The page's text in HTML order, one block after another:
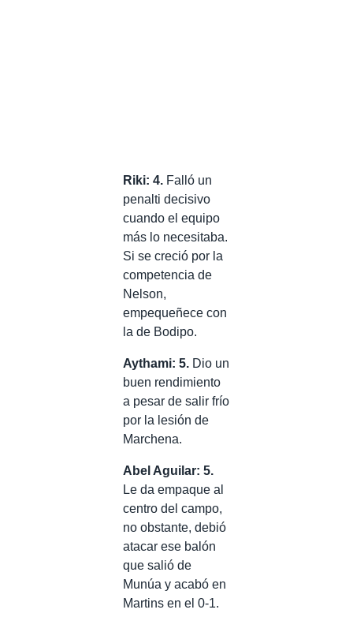
Riki: 4. Falló un
penalti decisivo
cuando el equipo
más lo necesitaba.
Si se creció por la
competencia de
Nelson,
empequeñece con
la de Bodipo.
Aythami: 5. Dio un
buen rendimiento
a pesar de salir frío
por la lesión de
Marchena.
Abel Aguilar: 5.
Le da empaque al
centro del campo,
no obstante, debió
atacar ese balón
que salió de
Munúa y acabó en
Martins en el 0-1.